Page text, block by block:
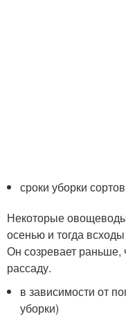
сроки уборки
Некоторые
осенью и тогда
Он созревает
рассаду.
в зависимости от
уборки)